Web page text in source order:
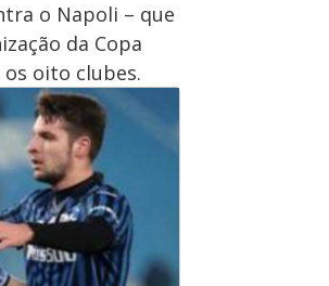
o Napoli – que
da Copa
oito clubes.